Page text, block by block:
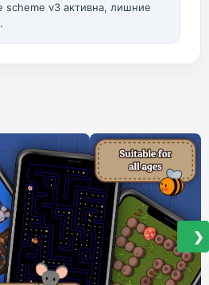
scheme v3 активна, лишние
❯